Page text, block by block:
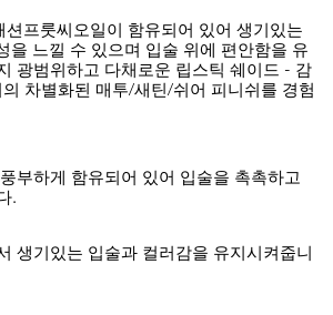
션프룻씨오일이 함유되어 있어 생기있는
을 느낄 수 있으며 입술 위에 편안함을 유
광범위하고 다채로운 립스틱 쉐이드 - 감
차별화된 매투/새틴/쉬어 피니쉬를 경험
부하게 함유되어 있어 입술을 촉촉하고
.
생기있는 입술과 컬러감을 유지시켜줍니